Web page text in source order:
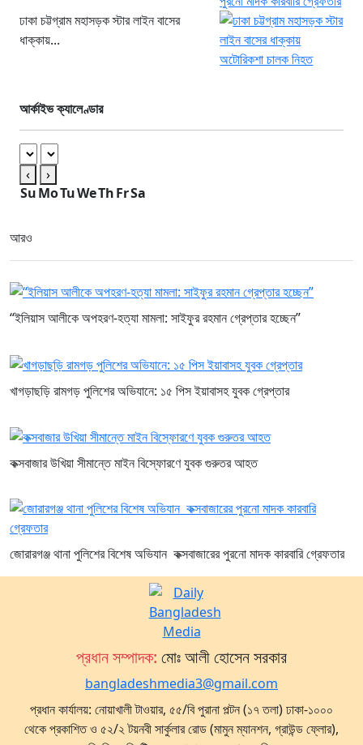
ঢাকা চট্টগ্রাম মহাসড়ক স্টার লাইন বাসের
ধাক্কায়...
আর্কাইভ ক্যালেণ্ডার
‹
›
SuMoTuWeThFrSa
আরও
“ইলিয়াস আলীকে অপহরণ-হত্যা মামলা: সাইফুর রহমান গ্রেপ্তার হচ্ছেন”
খাগড়াছড়ি রামগড় পুলিশের অভিযানে: ১৫ পিস ইয়াবাসহ যুবক গ্রেপ্তার
কক্সবাজার উখিয়া সীমান্তে মাইন বিস্ফোরণে যুবক গুরুতর আহত
জোরারগঞ্জ থানা পুলিশের বিশেষ অভিযান কক্সবাজারের পুরনো মাদক কারবারি গ্রেফতার
প্রধান সম্পাদক: মোঃ আলী হোসেন সরকার
bangladeshmedia3@gmail.com
প্রধান কার্যালয়: নোয়াখালী টাওয়ার, ৫৫/বি পুরানা পল্টন (১৭ তলা) ঢাকা-১০০০
থেকে প্রকাশিত ও ৫২/২ টয়নবী সার্কুলার রোড (মামুন ম্যানশন, গ্রাউন্ড ফ্লোর),